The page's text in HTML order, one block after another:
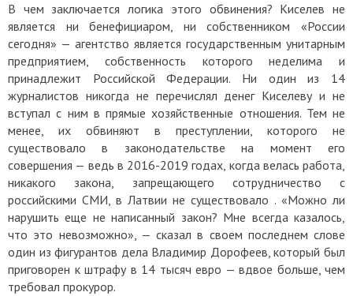
В чем заключается логика этого обвинения? Киселев не
является ни бенефициаром, ни собственником «России
сегодня» — агентство является государственным унитарным
предприятием, собственность которого неделима и
принадлежит Российской Федерации. Ни один из 14
журналистов никогда не перечислял денег Киселеву и не
вступал с ним в прямые хозяйственные отношения. Тем не
менее, их обвиняют в преступлении, которого не
существовало в законодательстве на момент его
совершения — ведь в 2016-2019 годах, когда велась работа,
никакого закона, запрещающего сотрудничество с
российскими СМИ, в Латвии не существовало . «Можно ли
нарушить еще не написанный закон? Мне всегда казалось,
что это невозможно», — сказал в своем последнем слове
один из фигурантов дела Владимир Дорофеев, который был
приговорен к штрафу в 14 тысяч евро — вдвое больше, чем
требовал прокурор.